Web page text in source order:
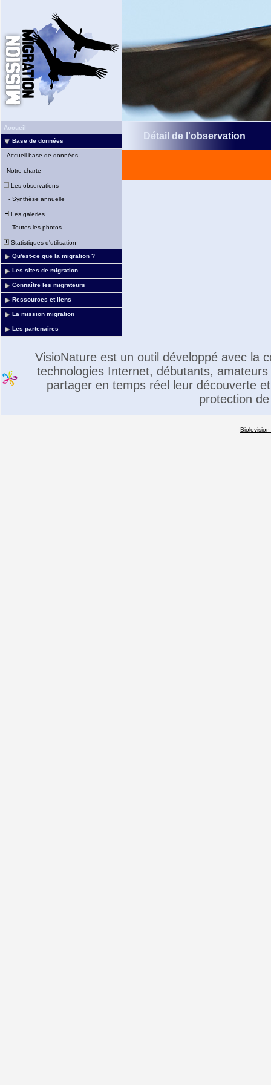
Accueil
Base de données
- Accueil base de données
- Notre charte
Les observations
- Synthèse annuelle
Les galeries
- Toutes les photos
Statistiques d'utilisation
Qu'est-ce que la migration ?
Les sites de migration
Connaître les migrateurs
Ressources et liens
La mission migration
Les partenaires
Détail de l'observation
VisioNature est un outil développé avec la
technologies Internet, débutants,
partager en temps réel leur découverte
protection
Biolovision